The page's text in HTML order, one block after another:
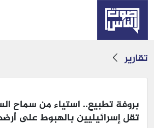
تقارير
بروفة تطبيع.. استياء من سماح
تقل إسرائيليين بالهبوط على